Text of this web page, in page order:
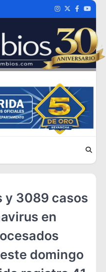
Instagram
TwitterFacebook
y 3089 casos
en
domingo